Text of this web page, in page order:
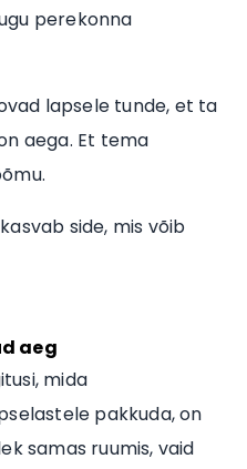
perekonna
lapsele tunde, et ta
aega. Et tema
side, mis võib
aeg
mida
pakkuda, on
samas ruumis, vaid